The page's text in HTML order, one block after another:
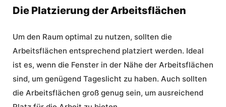
Die Platzierung der Arbeitsflächen
Um den Raum optimal zu nutzen, sollten die
Arbeitsflächen entsprechend platziert werden. Ideal
ist es, wenn die Fenster in der Nähe der Arbeitsflächen
sind, um genügend Tageslicht zu haben. Auch sollten
die Arbeitsflächen groß genug sein, um ausreichend